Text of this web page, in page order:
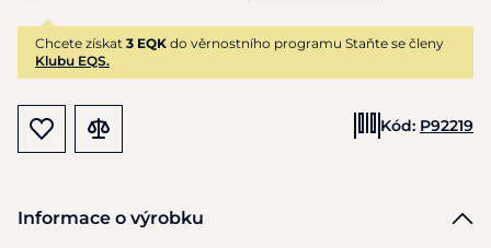
Chcete získat 3 EQK do věrnostního programu Staňte se členy
Klubu EQS.
Kód: P92219
Informace o výrobku